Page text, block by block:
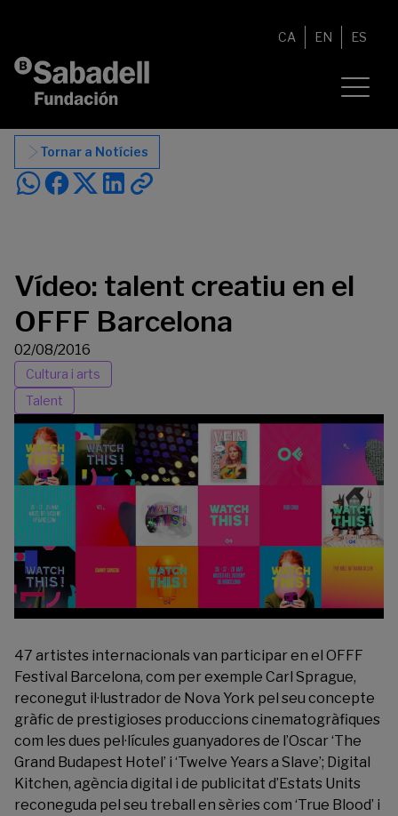
CA EN ES
Tornar a Notícies
Vídeo: talent creatiu en el
OFFF Barcelona
02/08/2016
Cultura i arts
Talent
47 artistes internacionals van participar en el OFFF
Festival Barcelona, com per exemple Carl Sprague,
reconegut il·lustrador de Nova York pel seu concepte
gràfic de prestigioses produccions cinematogràfiques
com les dues pel·lícules guanyadores de l’Oscar ‘The
Grand Budapest Hotel’ i ‘Twelve Years a Slave’; Digital
Kitchen, agència digital i de publicitat d’Estats Units
reconeguda pel seu treball en sèries com ‘True Blood’ i